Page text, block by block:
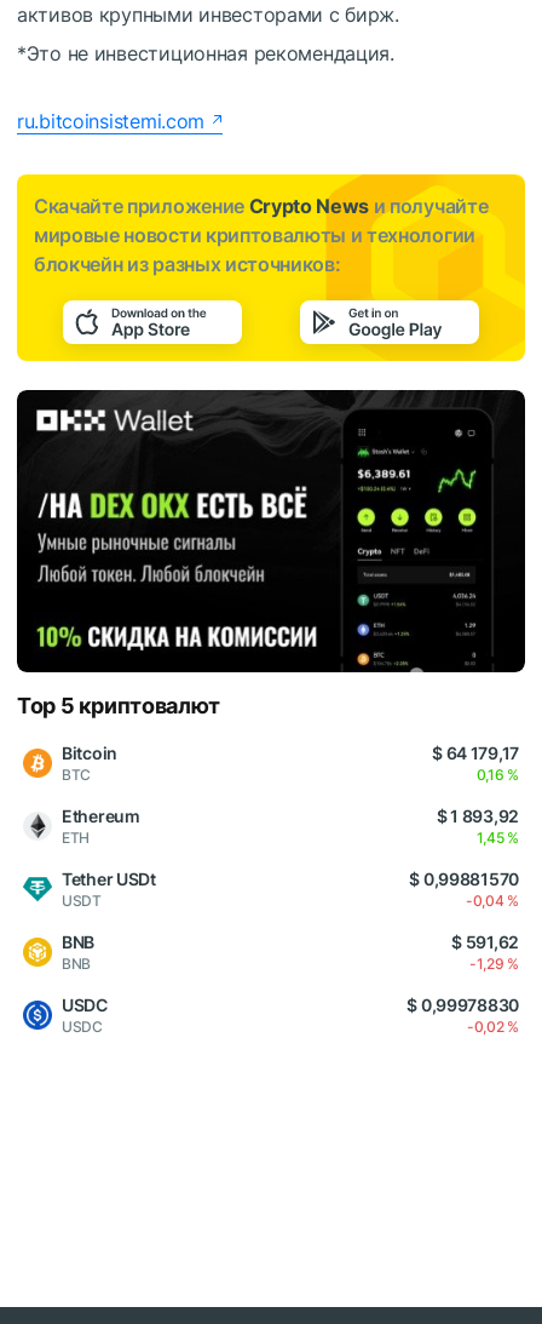
активов крупными инвесторами с бирж.
*Это не инвестиционная рекомендация.
ru.bitcoinsistemi.com
Скачайте приложение Crypto News и получайте
мировые новости криптовалюты и технологии
блокчейн из разных источников:
Top 5 криптовалют
Bitcoin
BTC
$ 64 179,17
0,16 %
Ethereum
ETH
$ 1 893,92
1,45 %
Tether USDt
USDT
$ 0,99881570
-0,04 %
BNB
BNB
$ 591,62
-1,29 %
USDC
USDC
$ 0,99978830
-0,02 %